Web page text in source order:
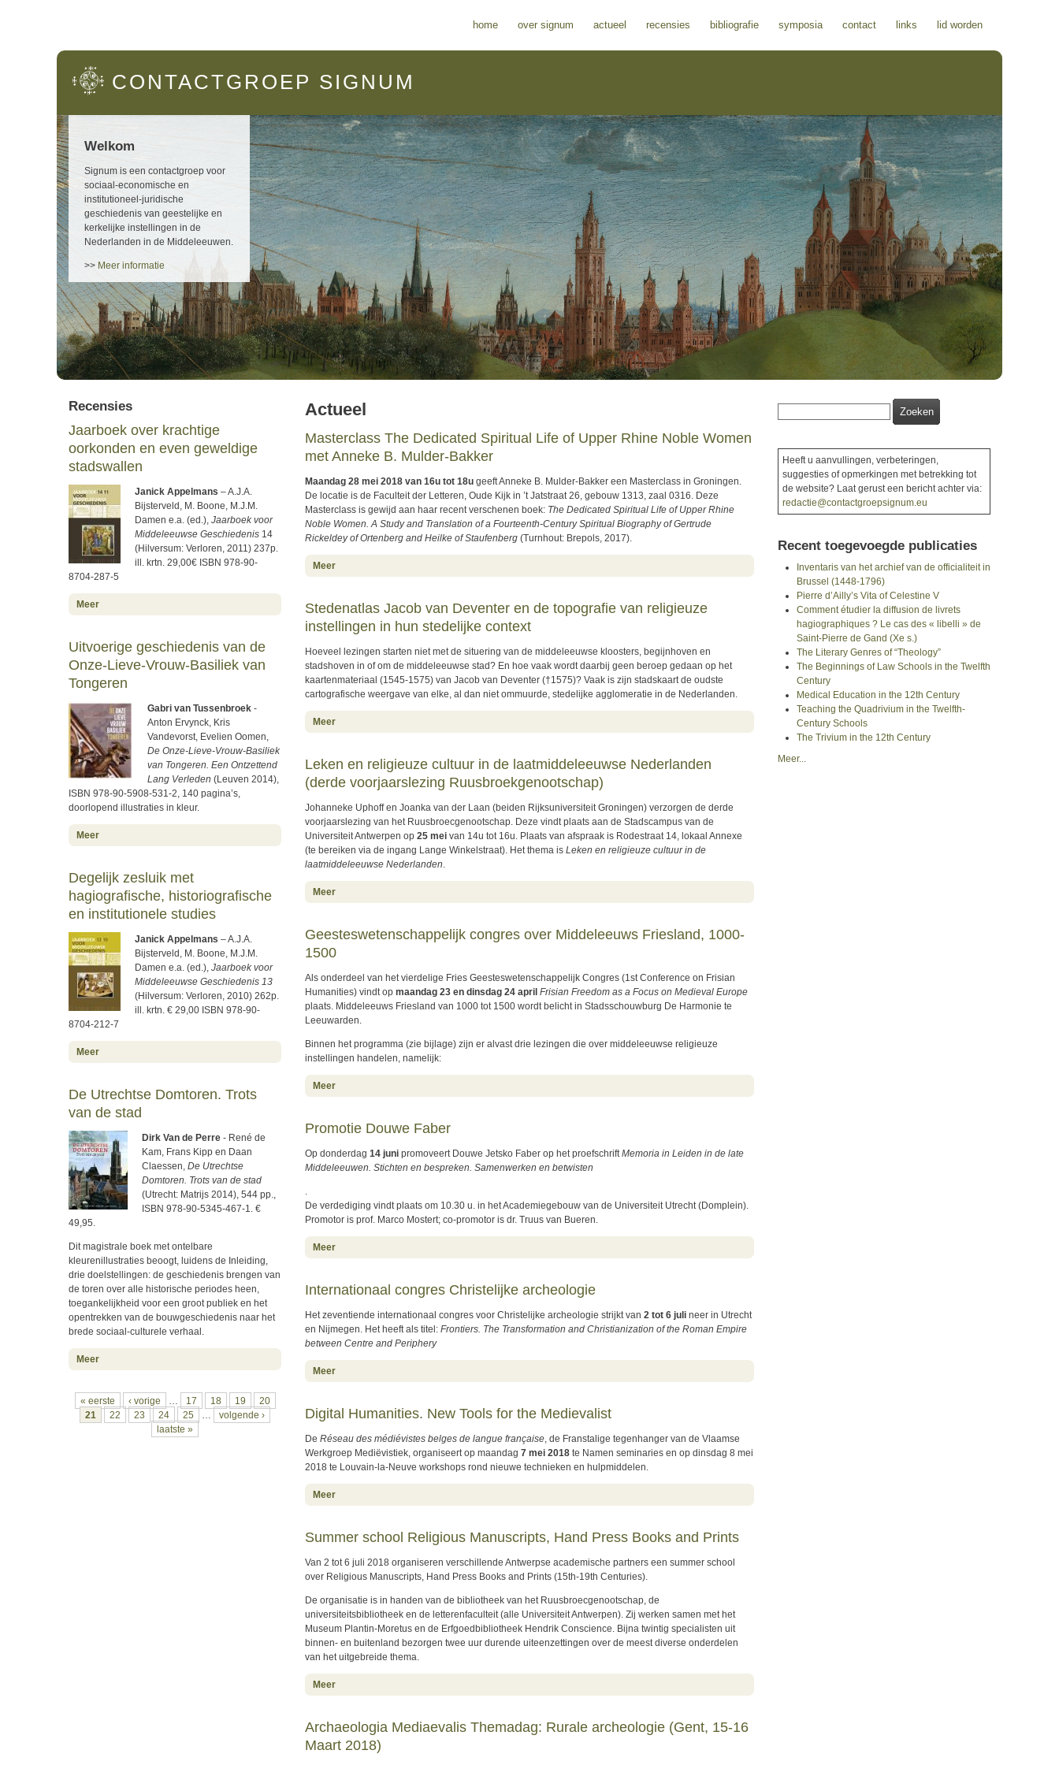
home over signum actueel recensies bibliografie symposia contact links lid worden
CONTACTGROEP SIGNUM
Welkom
Signum is een contactgroep voor
sociaal-economische en
institutioneel-juridische
geschiedenis van geestelijke en
kerkelijke instellingen in de
Nederlanden in de Middeleeuwen.
>> Meer informatie
Recensies
Jaarboek over krachtige
oorkonden en even geweldige
stadswallen
Janick Appelmans – A.J.A.
Bijsterveld, M. Boone, M.J.M.
Damen e.a. (ed.), Jaarboek voor
Middeleeuwse Geschiedenis 14
(Hilversum: Verloren, 2011) 237p.
ill. krtn. 29,00€ ISBN 978-90-
8704-287-5
Meer about Jaarboek over krachtige oorkonden en even geweldige stadswallen
Uitvoerige geschiedenis van de
Onze-Lieve-Vrouw-Basiliek van
Tongeren
Gabri van Tussenbroek -
Anton Ervynck, Kris
Vandevorst, Evelien Oomen,
De Onze-Lieve-Vrouw-Basiliek
van Tongeren. Een Ontzettend
Lang Verleden (Leuven 2014),
ISBN 978-90-5908-531-2, 140 pagina’s,
doorlopend illustraties in kleur.
Meer about Uitvoerige geschiedenis van de Onze-Lieve-Vrouw-Basiliek van Tongeren
Degelijk zesluik met
hagiografische, historiografische
en institutionele studies
Janick Appelmans – A.J.A.
Bijsterveld, M. Boone, M.J.M.
Damen e.a. (ed.), Jaarboek voor
Middeleeuwse Geschiedenis 13
(Hilversum: Verloren, 2010) 262p.
ill. krtn. € 29,00 ISBN 978-90-
8704-212-7
Meer about Degelijk zesluik met hagiografische, historiografische en institutionele studies
De Utrechtse Domtoren. Trots
van de stad
Dirk Van de Perre - René de
Kam, Frans Kipp en Daan
Claessen, De Utrechtse
Domtoren. Trots van de stad
(Utrecht: Matrijs 2014), 544 pp.,
ISBN 978-90-5345-467-1. €
49,95.
Dit magistrale boek met ontelbare
kleurenillustraties beoogt, luidens de Inleiding,
drie doelstellingen: de geschiedenis brengen van
de toren over alle historische periodes heen,
toegankelijkheid voor een groot publiek en het
opentrekken van de bouwgeschiedenis naar het
brede sociaal-culturele verhaal.
Meer about De Utrechtse Domtoren. Trots van de stad
Pagina's
« eerste ‹ vorige … 17 18 19
20
21
22 23 24 25 …
volgende ›
laatste »
Actueel
Masterclass The Dedicated Spiritual Life of Upper Rhine Noble Women
met Anneke B. Mulder-Bakker
Maandag 28 mei 2018 van 16u tot 18u geeft Anneke B. Mulder-Bakker een Masterclass in Groningen.
De locatie is de Faculteit der Letteren, Oude Kijk in ’t Jatstraat 26, gebouw 1313, zaal 0316. Deze
Masterclass is gewijd aan haar recent verschenen boek: The Dedicated Spiritual Life of Upper Rhine
Noble Women. A Study and Translation of a Fourteenth-Century Spiritual Biography of Gertrude
Rickeldey of Ortenberg and Heilke of Staufenberg (Turnhout: Brepols, 2017).
Meer about Masterclass The Dedicated Spiritual Life of Upper Rhine Noble Women met Anneke B. Mulder-Bakker
Stedenatlas Jacob van Deventer en de topografie van religieuze
instellingen in hun stedelijke context
Hoeveel lezingen starten niet met de situering van de middeleeuwse kloosters, begijnhoven en
stadshoven in of om de middeleeuwse stad? En hoe vaak wordt daarbij geen beroep gedaan op het
kaartenmateriaal (1545-1575) van Jacob van Deventer (†1575)? Vaak is zijn stadskaart de oudste
cartografische weergave van elke, al dan niet ommuurde, stedelijke agglomeratie in de Nederlanden.
Meer about Stedenatlas Jacob van Deventer en de topografie van religieuze instellingen in hun stedelijke context
Leken en religieuze cultuur in de laatmiddeleeuwse Nederlanden
(derde voorjaarslezing Ruusbroekgenootschap)
Johanneke Uphoff en Joanka van der Laan (beiden Rijksuniversiteit Groningen) verzorgen de derde
voorjaarslezing van het Ruusbroecgenootschap. Deze vindt plaats aan de Stadscampus van de
Universiteit Antwerpen op 25 mei van 14u tot 16u. Plaats van afspraak is Rodestraat 14, lokaal Annexe
(te bereiken via de ingang Lange Winkelstraat). Het thema is Leken en religieuze cultuur in de
laatmiddeleeuwse Nederlanden
Meer
Geesteswetenschappelijk congres over Middeleeuws Friesland, 1000-
1500
Als onderdeel van het vierdelige Fries Geesteswetenschappelijk Congres (1st Conference on Frisian
Humanities) vindt op maandag 23 en dinsdag 24 april Frisian Freedom as a Focus on Medieval Europe
plaats. Middeleeuws Friesland van 1000 tot 1500 wordt belicht in Stadsschouwburg De Harmonie te
Leeuwarden.
Binnen het programma (zie bijlage) zijn er alvast drie lezingen die over middeleeuwse religieuze
instellingen handelen, namelijk:
Meer
Promotie Douwe Faber
Op donderdag 14 juni promoveert Douwe Jetsko Faber op het proefschrift Memoria in Leiden in de late
Middeleeuwen. Stichten en bespreken. Samenwerken en betwisten
De verdediging vindt plaats om 10.30 u. in het Academiegebouw van de Universiteit Utrecht (Domplein).
Promotor is prof. Marco Mostert; co-promotor is dr. Truus van Bueren.
Meer
Internationaal congres Christelijke archeologie
Het zeventiende internationaal congres voor Christelijke archeologie strijkt van 2 tot 6 juli neer in Utrecht
en Nijmegen. Het heeft als titel: Frontiers. The Transformation and Christianization of the Roman Empire
between Centre and Periphery
Meer
Digital Humanities. New Tools for the Medievalist
De Réseau des médiévistes belges de langue française , de Franstalige tegenhanger van de Vlaamse
Werkgroep Mediëvistiek, organiseert op maandag 7 mei 2018 te Namen seminaries en op dinsdag 8 mei
2018 te Louvain-la-Neuve workshops rond nieuwe technieken en hulpmiddelen.
Meer
Summer school Religious Manuscripts, Hand Press Books and Prints
Van 2 tot 6 juli 2018 organiseren verschillende Antwerpse academische partners een summer school
over Religious Manuscripts, Hand Press Books and Prints (15th-19th Centuries).
De organisatie is in handen van de bibliotheek van het Ruusbroecgenootschap, de
universiteitsbibliotheek en de letterenfaculteit (alle Universiteit Antwerpen). Zij werken samen met het
Museum Plantin-Moretus en de Erfgoedbibliotheek Hendrik Conscience. Bijna twintig specialisten uit
binnen- en buitenland bezorgen twee uur durende uiteenzettingen over de meest diverse onderdelen
van het uitgebreide thema.
Meer
Archaeologia Mediaevalis Themadag: Rurale archeologie (Gent, 15-16
Maart 2018)
Zoekveld
Zoeken
Heeft u aanvullingen, verbeteringen,
suggesties of opmerkingen met betrekking tot
de website? Laat gerust een bericht achter via:
redactie@contactgroepsignum.eu
Recent toegevoegde publicaties
Inventaris van het archief van de officialiteit in
Brussel (1448-1796)
Pierre d’Ailly’s Vita of Celestine V
Comment étudier la diffusion de livrets
hagiographiques ? Le cas des « libelli » de
Saint-Pierre de Gand (Xe s.)
The Literary Genres of “Theology”
The Beginnings of Law Schools in the Twelfth
Century
Medical Education in the 12th Century
Teaching the Quadrivium in the Twelfth-
Century Schools
The Trivium in the 12th Century
Meer...